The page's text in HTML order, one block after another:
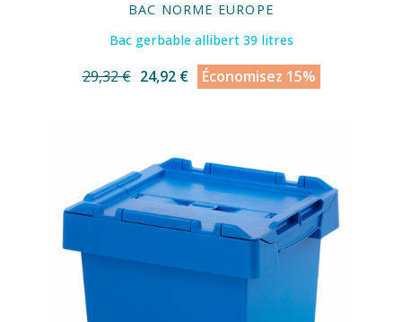
BAC NORME EUROPE
Bac gerbable allibert 39 litres
29,32 € 24,92 € Économisez 15%